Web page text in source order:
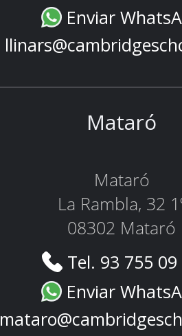
Enviar
Mataró
Mataró
La Rambla, 32
08302 Mataró
Tel. 93 755
Enviar